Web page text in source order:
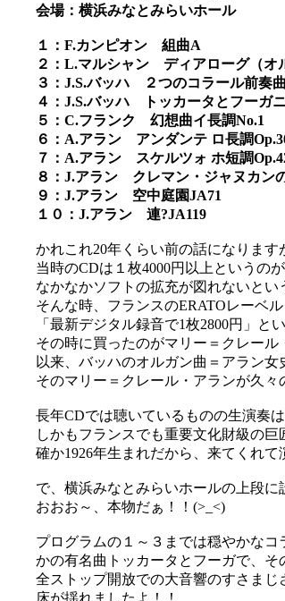
会場：横浜みなとみらいホール
１：F.カンピオン 組曲A
２：L.マルシャン ディアローグ（オ
３：J.S.バッハ ２つのコラール前奏
４：J.S.バッハ トッカータとフーガ
５：C.フランク 幻想曲イ長調No.1
６：A.アラン アンダンテ ロ長調
７：A.アラン スケルツォ ホ短調
８：J.アラン クレマン・ジャヌカン
９：J.アラン 空中庭園JA71
１０：J.アラン 連?JA119
かれこれ20年くらい前の話になります
当時のCDは１枚4000円以上というのが
なかなかソフトの拡充が図れないとい
そんな時、フランスのERATOレーベ
「最新デジタル録音で1枚2800円」と
その時に買ったのがマリー＝クレール
以来、バッハのオルガン曲＝アラン
そのマリー＝クレール・アランが久
長年CDでは聴いているものの生演奏は
しかもフランスでも重要文化財級の巨
確か1926年生まれだから、来てくれ
で、横浜みなとみらいホールの上段に
おおお～、本物だぁ！！(>_<)
プログラムの１～３までは穏やかな
かの有名曲トッカータとフーガで、そ
全ストップ開放での大音響のすさまじ
床が揺れましたよ！！